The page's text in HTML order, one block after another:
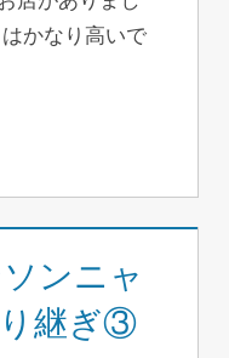
かなり高いで
ンニャ
り継ぎ③